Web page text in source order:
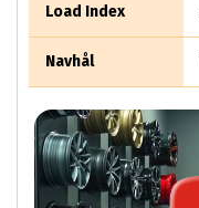
Load Index
Navhål